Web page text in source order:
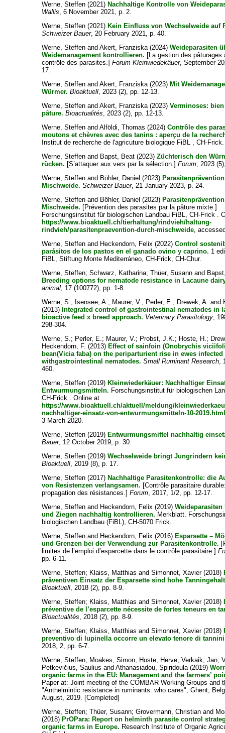
Werne, Steffen (2021) Nachhaltige Kontrolle von
Wallis, 6 November 2021, p. 2.
Werne, Steffen (2021) Kein Einfluss von Wechselweide auf
Schweizer Bauer, 20 February 2021, p. 40.
Werne, Steffen andAkert, Franziska(2024)Weideparasiten
Weidemanagement kontrollieren. [La gestion des pâturages
contrôle des parasites.]Forum Kleinwiedekäuer, September
17.
Werne, Steffen andAkert, Franziska(2023) Mit
Würmer. Bioaktuell, 2023 (2), pp. 12-13.
Werne, Steffen andAkert, Franziska(2023)Verminoses:
pâture. Bioactualités, 2023 (2), pp. 12-13.
Werne, Steffen andAlföldi, Thomas (2024)Contrôle des
moutons et chèvres avec des tanins : aperçu de la
Institut de recherche de l'agricuture biologique FiBL , CH-Frick.
Werne, Steffen and Bapst, Beat (2023)Züchterisch den
rücken. [S’attaquer aux vers par la sélection.]Forum, 2023
Werne, Steffen and Böhler, Daniel (2023)
Mischweide. Schweizer Bauer, 21 January 2023, p. 24.
Werne, Steffen and Böhler, Daniel (2023)
Mischweide. [Prévention des parasites par la pâture mixte.]
Forschungsinstitut für biologischen Landbau FiBL, CH-Frick .
https://www.bioaktuell.ch/tierhaltung/rindvieh/haltung-
rindvieh/parasitenpraevention-durch-mischweide,
Werne, Steffen and Heckendorn, Felix (2022)Control
parásitos de los pastos en el ganado ovino y caprino. 1
FiBL, Stiftung Monte Mediterráneo, CH-Frick, CH-Chur.
Werne, Steffen;Schwarz, Katharina;Thüer, Susann and
Breeding options for nematode resistance in Lacaune
animal, 17 (100772), pp. 1-8.
Werne, S.; Isensee, A.; Maurer, V.; Perler, E.; Drewek, A. and
(2013) Integrated control of gastrointestinal nematodes in
bioactive feed x breed approach. Veterinary Parasitology,
298-304.
Werne, S.; Perler, E.; Maurer, V.; Probst, J.K.; Hoste, H.;
Heckendorn, F. (2013) Effect of sainfoin (Onobrychis
bean(Vicia faba) on the periparturient rise in ewes infected
withgastrointestinal nematodes. Small Ruminant Research,
460.
Werne, Steffen (2019) Kleinwiederkäuer: Nachhaltiger
Entwurmungsmitteln. Forschungsinstitut für biologischen
CH-Frick . Online at
https://www.bioaktuell.ch/aktuell/meldung/
nachhaltiger-einsatz-von-entwurmungsmitteln-10-
3 March 2020.
Werne, Steffen (2019) Entwurmungsmittel nachhaltig
Bauer, 12 October 2019, p. 30.
Werne, Steffen (2019)Wechselweide bringt Jungrindern
Bioaktuell, 2019 (8), p. 17.
Werne, Steffen (2017) Nachhaltige Parasitenkontrolle: die
von Resistenzen verlangsamen. [Contrôle parasitaire
propagation des résistances.]Forum, 2017, 1/2, pp. 12-17.
Werne, Steffen and Heckendorn, Felix (2019)Weideparasiten
und Ziegen nachhaltig kontrollieren. Merkblatt.
biologischen Landbau (FiBL), CH-5070 Frick.
Werne, Steffen and Heckendorn, Felix (2016) Esparsette –
und Grenzen bei der Verwendung zur Parasitenkontrolle.
limites de l’emploi d’esparcette dans le contrôle parasitaire.]
pp. 6-11.
Werne, Steffen; Klaiss, Matthias andSimonnet, Xavier(2018)
präventiven Einsatz der Esparsette sind hohe
Bioaktuell, 2018 (2), pp. 8-9.
Werne, Steffen; Klaiss, Matthias andSimonnet, Xavier(2018)
préventive de l’esparcette nécessite de fortes teneurs en
Bioactualités, 2018 (2), pp. 8-9.
Werne, Steffen; Klaiss, Matthias andSimonnet, Xavier(2018)
preventivo di lupinella occorre un elevato tenore di
2018, 2, pp. 6-7.
Werne, Steffen; Moakes, Simon; Hoste, Herve;Verkaik, Jan;
Petkevičius, Saulius andAthanasiadou, Spiridoula(2019)
organic farms in the EU: Management and the farmers’
Paper at: Joint meeting of the COMBAR Working Groups and
"Anthelmintic resistance in ruminants: who cares", Ghent,
August, 2019. [Completed]
Werne, Steffen;Thüer, Susann;Grovermann, Christian and
(2018) PrOPara: Report on helminth parasite control
organic farms in Europe. Research Institute of Organic